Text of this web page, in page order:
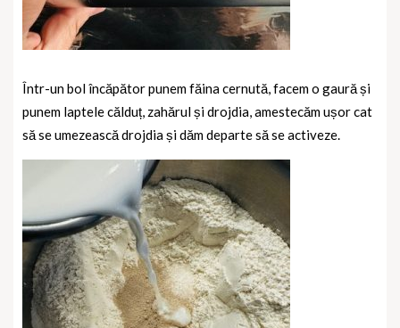
Într-un bol încăpător punem făina cernută, facem o gaură și
punem laptele călduț, zahărul și drojdia, amestecăm ușor cat
să se umezească drojdia și dăm departe să se activeze.